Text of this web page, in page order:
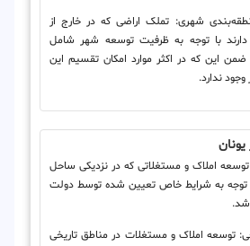
شهری: تملک اراضی که در خارج از
دارند با توجه به ظرفیت توسعه شهر شامل
این که در اکثر موارد امکان تقسیم این
ندارد.
املاک و مستغلاتی که در نزدیکی ساحل
توجه به شرایط خاص تعیین شده توسط دولت
توسعه املاک و مستغلات در مناطق تاریخی